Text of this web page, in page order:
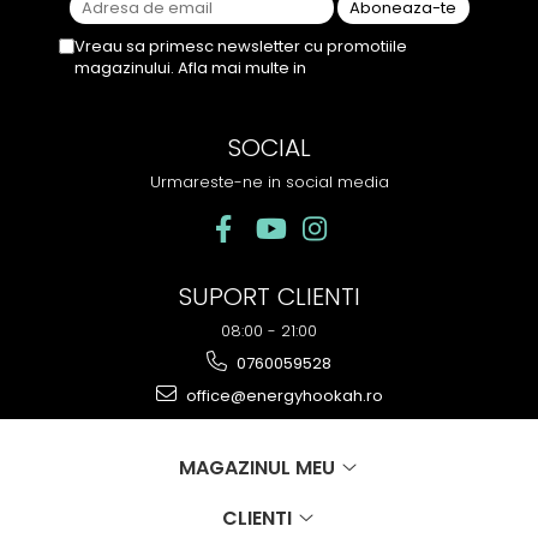
Vreau sa primesc newsletter cu promotiile
magazinului. Afla mai multe in
SOCIAL
Urmareste-ne in social media
SUPORT CLIENTI
08:00 - 21:00
0760059528
office@energyhookah.ro
MAGAZINUL MEU
CLIENTI